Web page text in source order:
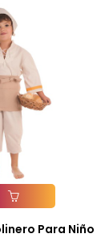
A La CestaPara Niño